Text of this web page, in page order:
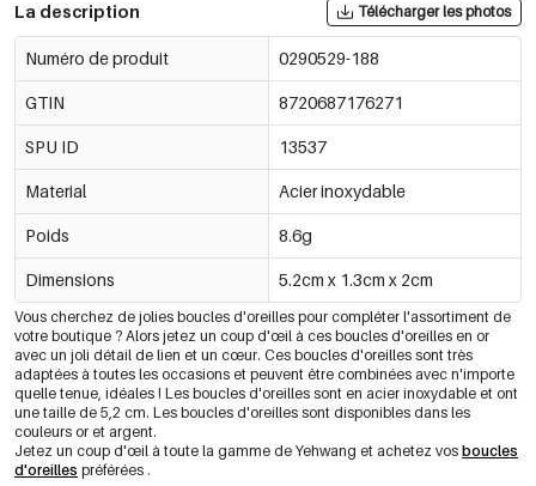
La description Télécharger les photos
Numéro de produit 0290529-188
GTIN 8720687176271
SPU ID 13537
Material Acier inoxydable
Poids 8.6g
Dimensions 5.2cm x 1.3cm x 2cm
Vous cherchez de jolies boucles d'oreilles pour compléter l'assortiment de
votre boutique ? Alors jetez un coup d'œil à ces boucles d'oreilles en or
avec un joli détail de lien et un cœur. Ces boucles d'oreilles sont très
adaptées à toutes les occasions et peuvent être combinées avec n'importe
quelle tenue, idéales ! Les boucles d'oreilles sont en acier inoxydable et ont
une taille de 5,2 cm. Les boucles d'oreilles sont disponibles dans les
couleurs or et argent.
Jetez un coup d'œil à toute la gamme de Yehwang et achetez vos boucles
d'oreilles préférées .